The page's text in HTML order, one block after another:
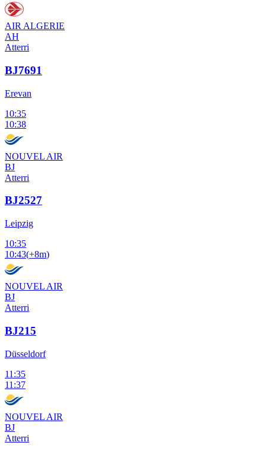
AIR ALGERIE
AH
Atterri
BJ7691
Erevan
10:35
10:38
NOUVEL AIR
BJ
Atterri
BJ2527
Leipzig
10:35
10:43(+8m)
NOUVEL AIR
BJ
Atterri
BJ215
Düsseldorf
11:35
11:37
NOUVEL AIR
BJ
Atterri